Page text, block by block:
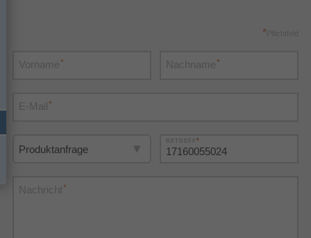
*
Vorname* Nachname*
E-Mail*
*
Nachricht*